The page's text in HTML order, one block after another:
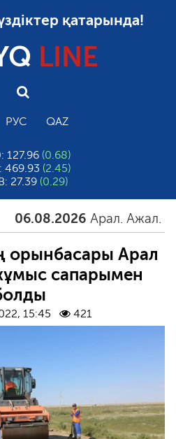
қатарында!
LINE
РУС QAZ
127.96 (0.68)
469.93 (2.45)
27.39 (0.29)
Арал. Ажал. Айғақ
орынбасары Арал
сапарымен
15:45 421